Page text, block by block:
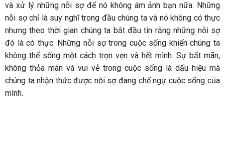
và xử lý những nỗi sợ để nó không ám ảnh bạn nữa. Những
nỗi sợ chỉ là suy nghĩ trong đầu chúng ta và nó không có thực
nhưng theo thời gian chúng ta bắt đầu tin rằng những nỗi sợ
đó là có thực. Những nỗi sợ trong cuộc sống khiến chúng ta
không thể sống một cách trọn vẹn và hết mình. Sự bất mãn,
không thỏa mãn và vui vẻ trong cuộc sống là dấu hiệu mà
chúng ta nhận thức được nỗi sợ đang chế ngự cuộc sống của
mình.